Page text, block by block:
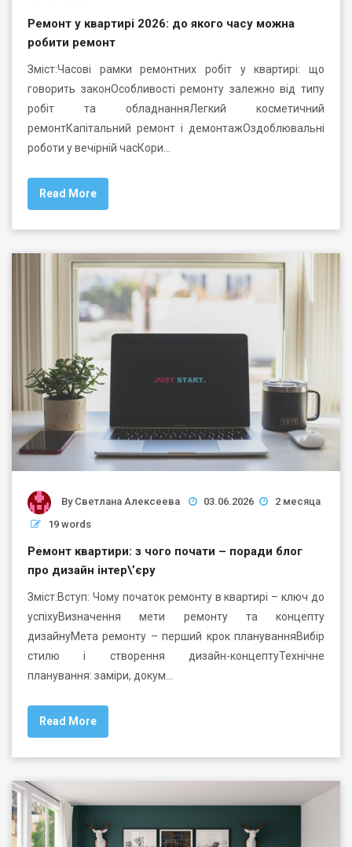
Ремонт у квартирі 2026: до якого часу можна
робити ремонт
Зміст:Часові рамки ремонтних робіт у квартирі: що
говорить законОсобливості ремонту залежно від типу
робіт та обладнанняЛегкий косметичний
ремонтКапітальний ремонт і демонтажОздоблювальні
роботи у вечірній часКори…
Read More
By Светлана Алексеева 03.06.2026
2 месяца
19 words
Ремонт квартири: з чого почати – поради блог
про дизайн інтер\’єру
Зміст:Вступ: Чому початок ремонту в квартирі – ключ до
успіхуВизначення мети ремонту та концепту
дизайнуМета ремонту – перший крок плануванняВибір
стилю і створення дизайн-концептуТехнічне
планування: заміри, докум…
Read More